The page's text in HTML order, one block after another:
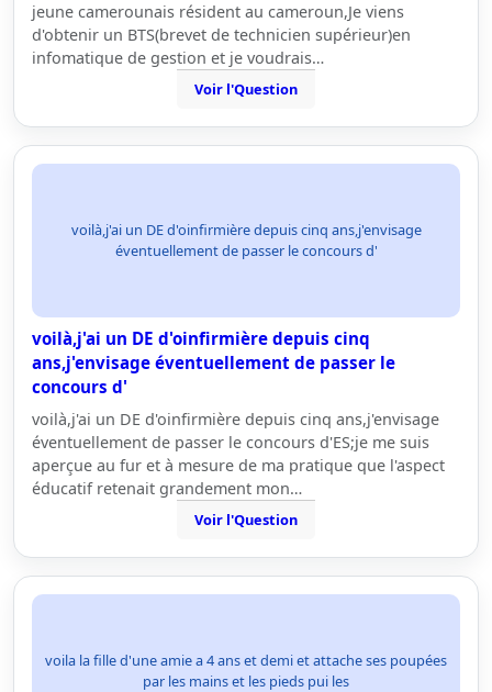
jeune camerounais résident au cameroun,Je viens
d'obtenir un BTS(brevet de technicien supérieur)en
infomatique de gestion et je voudrais…
Voir l'Question
voilà,j'ai un DE d'oinfirmière depuis cinq ans,j'envisage
éventuellement de passer le concours d'
voilà,j'ai un DE d'oinfirmière depuis cinq
ans,j'envisage éventuellement de passer le
concours d'
voilà,j'ai un DE d'oinfirmière depuis cinq ans,j'envisage
éventuellement de passer le concours d'ES;je me suis
aperçue au fur et à mesure de ma pratique que l'aspect
éducatif retenait grandement mon…
Voir l'Question
voila la fille d'une amie a 4 ans et demi et attache ses poupées
par les mains et les pieds pui les